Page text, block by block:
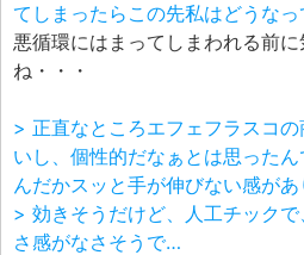
てしまったらこの先私はどうな
悪循環にはまってしまわれる前
ね・・・
> 正直なところエフェフラスコ
いし、個性的だなぁとは思った
んだかスッと手が伸びない感があ
> 効きそうだけど、人工チック
さ感がなさそうで…